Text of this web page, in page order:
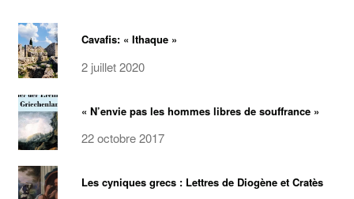
Cavafis: « Ithaque »
2 juillet 2020
« N’envie pas les hommes libres de souffrance »
22 octobre 2017
Les cyniques grecs : Lettres de Diogène et Cratès